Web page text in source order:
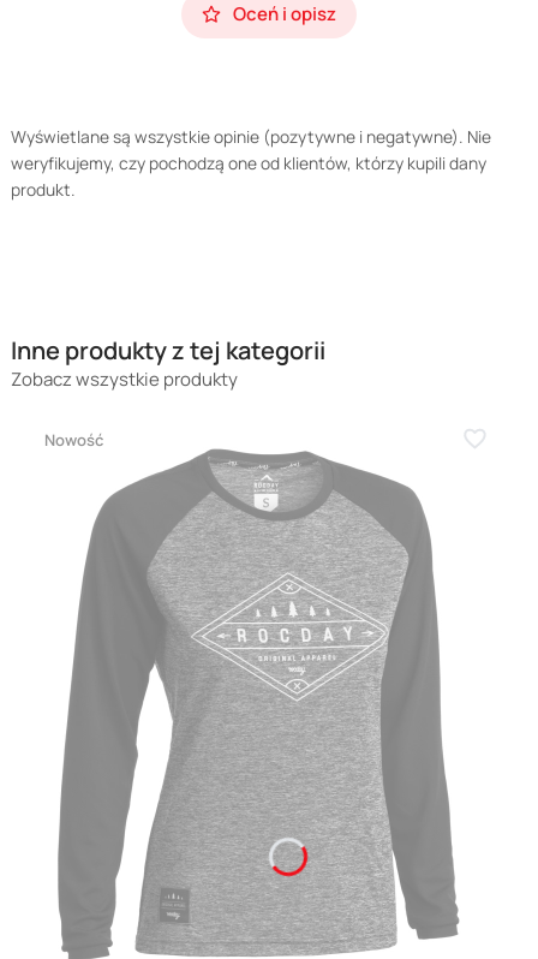
Oceń i opisz
Wyświetlane są wszystkie opinie (pozytywne i negatywne). Nie
weryfikujemy, czy pochodzą one od klientów, którzy kupili dany
produkt.
Inne produkty z tej kategorii
Zobacz wszystkie produkty
Nowość